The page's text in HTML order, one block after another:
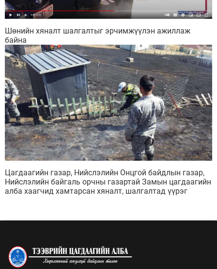
Шөнийн хяналт шалгалтыг эрчимжүүлэн ажиллаж
байна
Цагдаагийн газар, Нийслэлийн Онцгой байдлын газар,
Нийслэлийн байгаль орчны газартай Замын цагдаагийн
алба хаагчид хамтарсан хяналт, шалгалтад үүрэг